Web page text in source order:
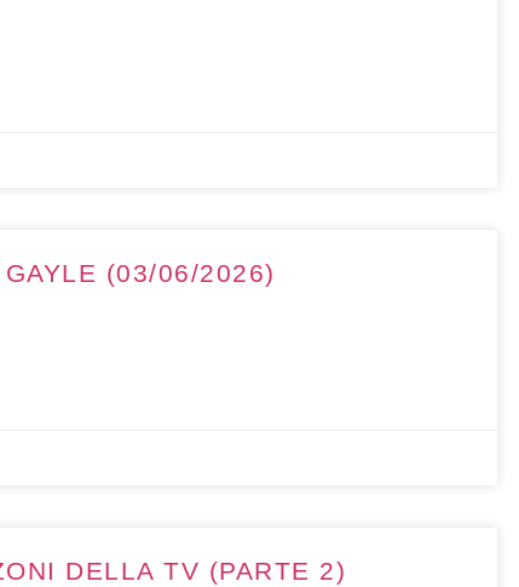
(03/06/2026)
DELLA TV (PARTE 2)